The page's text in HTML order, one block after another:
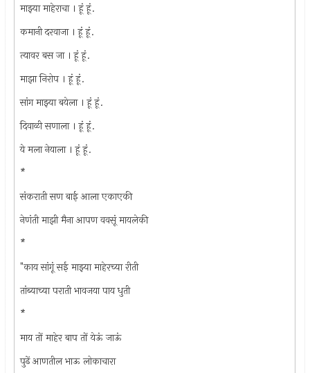
माझ्या माहेराचा । हूं हूं.
कमानी दरवाजा । हूं हूं.
त्यावर बस जा । हूं हूं.
माझा निरोप । हूं हूं.
सांग माझ्या बयेला । हूं हूं.
दिवाळी सणाला । हूं हूं.
ये मला नेयाला । हूं हूं.
*
संकराती सण बाई आला एकाएकी
नेणंती माझी मैना आपण ववसूं मायलेकी
*
"काय सांगूं सई माझ्या माहेरच्या रीती
तांब्याच्या पराती भावजया पाय धुती
*
माय तों माहेर बाप तों येऊं जाऊं
पुढें आणतील भाऊ लोकाचारा